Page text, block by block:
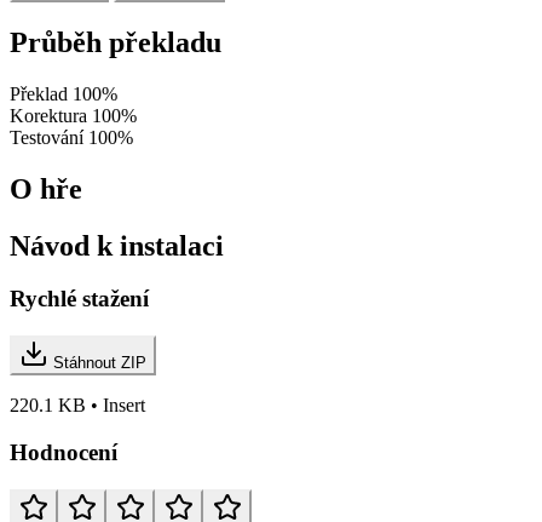
Průběh překladu
Překlad 100%
Korektura 100%
Testování 100%
O hře
Návod k instalaci
Rychlé stažení
Stáhnout ZIP
220.1 KB • Insert
Hodnocení